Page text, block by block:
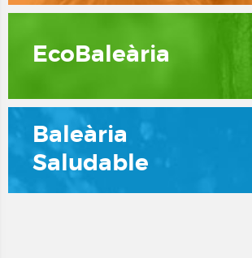
EcoBaleària
Baleària
Saludable